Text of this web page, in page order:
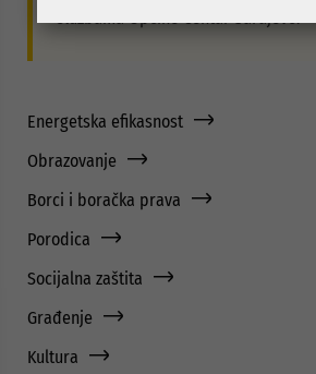
službama Općine Centar Sarajevo.
Energetska efikasnost
Obrazovanje
Borci i boračka prava
Porodica
Socijalna zaštita
Građenje
Kultura